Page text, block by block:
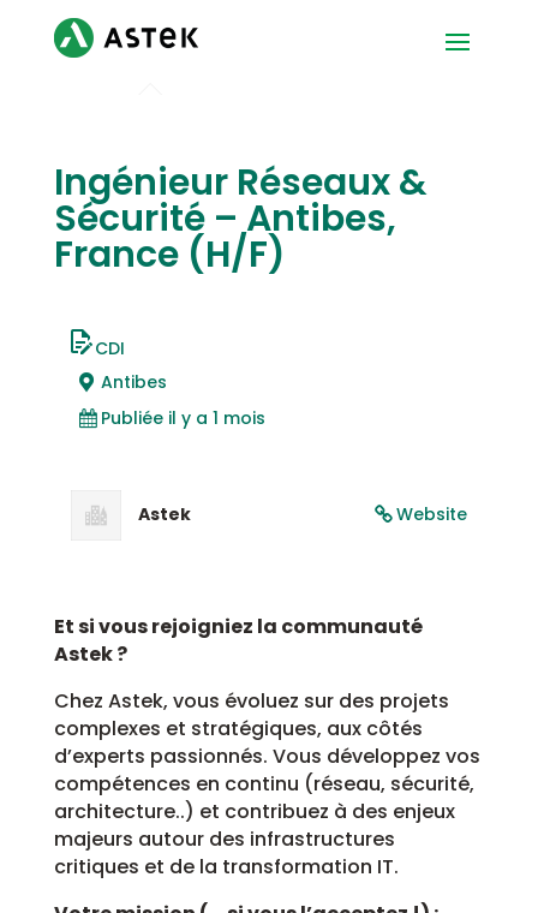
Ingénieur Réseaux &
Sécurité – Antibes,
France (H/F)
CDI
Antibes
Publiée il y a 1 mois
Website
Astek
Et si vous rejoigniez la communauté
Astek ?
Chez Astek, vous évoluez sur des projets
complexes et stratégiques, aux côtés
d’experts passionnés. Vous développez vos
compétences en continu (réseau, sécurité,
architecture..) et contribuez à des enjeux
majeurs autour des infrastructures
critiques et de la transformation IT.